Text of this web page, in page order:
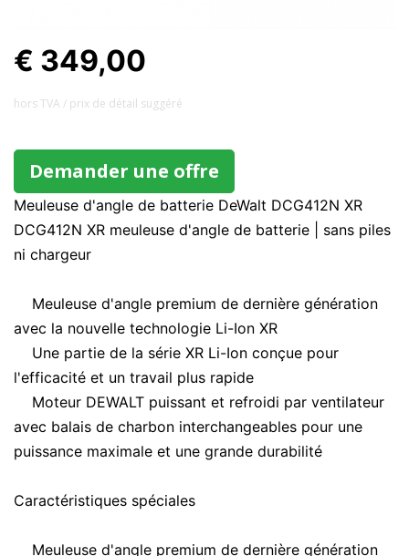
€ 349,00
hors TVA / prix ​​de détail suggéré
Demander une offre
Meuleuse d'angle de batterie DeWalt DCG412N XR
DCG412N XR meuleuse d'angle de batterie | sans piles
ni chargeur
Meuleuse d'angle premium de dernière génération
avec la nouvelle technologie Li-Ion XR
Une partie de la série XR Li-Ion conçue pour
l'efficacité et un travail plus rapide
Moteur DEWALT puissant et refroidi par ventilateur
avec balais de charbon interchangeables pour une
puissance maximale et une grande durabilité
Caractéristiques spéciales
Meuleuse d'angle premium de dernière génération